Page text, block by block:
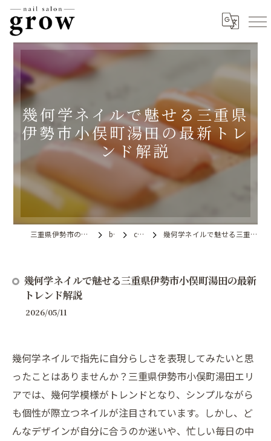
幾何学ネイルで魅せる三重県
伊勢市小俣町湯田の最新トレ
ンド解説
三重県伊勢市のネイルならnail salon grow blog column 幾何学ネイルで魅せる三重県伊勢市小俣町湯田の最新トレンド解説
幾何学ネイルで魅せる三重県伊勢市小俣町湯田の最新
トレンド解説
2026/05/11
幾何学ネイルで指先に自分らしさを表現してみたいと思
ったことはありませんか？三重県伊勢市小俣町湯田エリ
アでは、幾何学模様がトレンドとなり、シンプルながら
も個性が際立つネイルが注目されています。しかし、ど
んなデザインが自分に合うのか迷いや、忙しい毎日の中